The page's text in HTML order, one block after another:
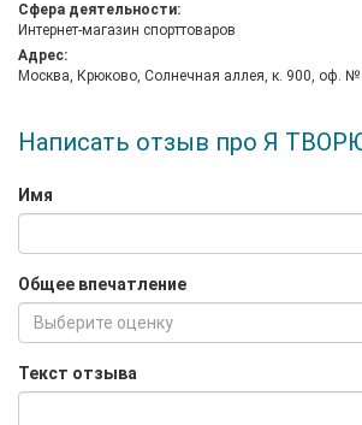
Сфера деятельности:
Интернет-магазин спорттоваров
Адрес:
Москва, Крюково, Солнечная аллея, к. 900, оф. №
Написать отзыв про Я
Имя
Общее впечатление
Выберите оценку
Текст отзыва